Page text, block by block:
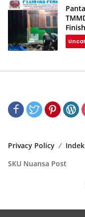
Privacy Policy
SKU Nuansa Post